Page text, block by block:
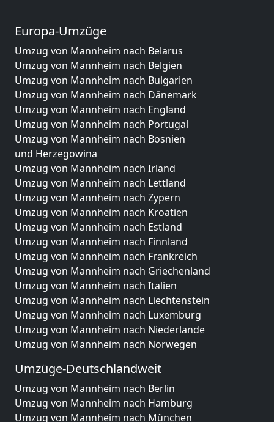
Europa-Umzüge
Umzug von Mannheim nach Belarus
Umzug von Mannheim nach Belgien
Umzug von Mannheim nach Bulgarien
Umzug von Mannheim nach Dänemark
Umzug von Mannheim nach England
Umzug von Mannheim nach Portugal
Umzug von Mannheim nach Bosnien
und Herzegowina
Umzug von Mannheim nach Irland
Umzug von Mannheim nach Lettland
Umzug von Mannheim nach Zypern
Umzug von Mannheim nach Kroatien
Umzug von Mannheim nach Estland
Umzug von Mannheim nach Finnland
Umzug von Mannheim nach Frankreich
Umzug von Mannheim nach Griechenland
Umzug von Mannheim nach Italien
Umzug von Mannheim nach Liechtenstein
Umzug von Mannheim nach Luxemburg
Umzug von Mannheim nach Niederlande
Umzug von Mannheim nach Norwegen
Umzüge-Deutschlandweit
Umzug von Mannheim nach Berlin
Umzug von Mannheim nach Hamburg
Umzug von Mannheim nach München